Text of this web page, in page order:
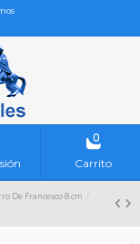
0
Carrito
De Francesco 8 cm